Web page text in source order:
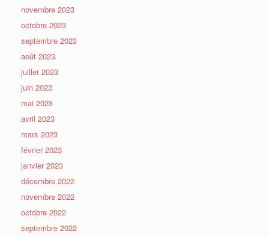
novembre 2023
octobre 2023
septembre 2023
août 2023
juillet 2023
juin 2023
mai 2023
avril 2023
mars 2023
février 2023
janvier 2023
décembre 2022
novembre 2022
octobre 2022
septembre 2022